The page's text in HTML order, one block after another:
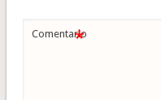
Comentario
*